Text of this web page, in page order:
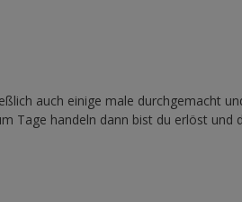
auch einige male durchgemacht
Tage handeln dann bist du erlöst und